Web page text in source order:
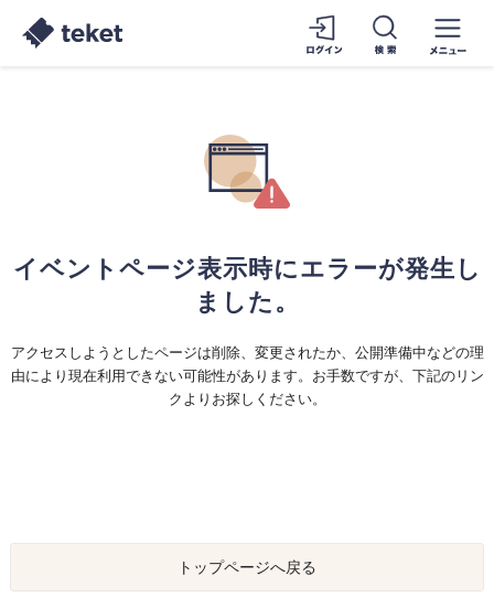
イベントページ表示時にエラーが発生し
ました。
アクセスしようとしたページは削除、変更されたか、公開準備中などの理
由により現在利用できない可能性があります。お手数ですが、下記のリン
クよりお探しください。
トップページへ戻る